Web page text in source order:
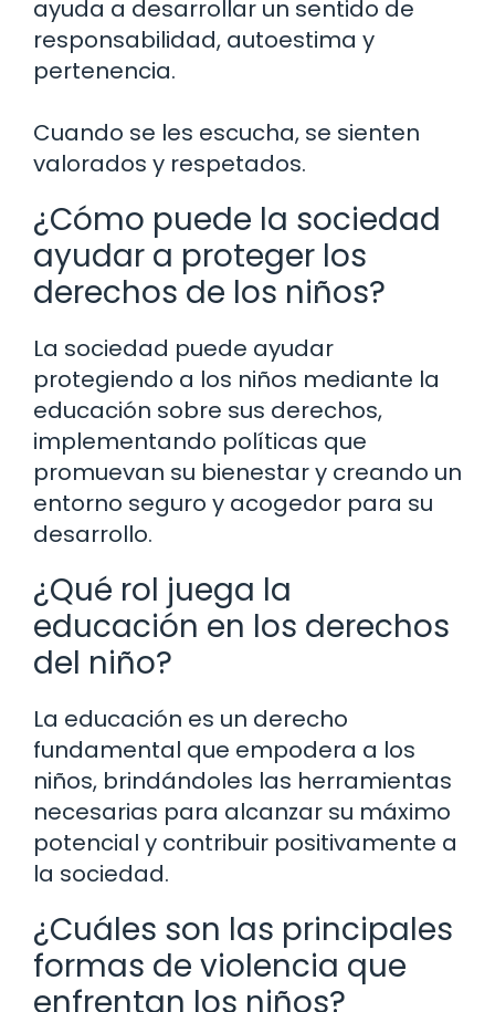
ayuda a desarrollar un sentido de
responsabilidad, autoestima y
pertenencia.
Cuando se les escucha, se sienten
valorados y respetados.
¿Cómo puede la sociedad
ayudar a proteger los
derechos de los niños?
La sociedad puede ayudar
protegiendo a los niños mediante la
educación sobre sus derechos,
implementando políticas que
promuevan su bienestar y creando un
entorno seguro y acogedor para su
desarrollo.
¿Qué rol juega la
educación en los derechos
del niño?
La educación es un derecho
fundamental que empodera a los
niños, brindándoles las herramientas
necesarias para alcanzar su máximo
potencial y contribuir positivamente a
la sociedad.
¿Cuáles son las principales
formas de violencia que
enfrentan los niños?